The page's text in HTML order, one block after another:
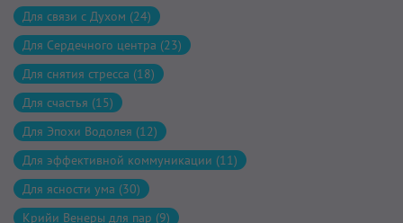
Для связи с Духом (24)
Для Сердечного центра (23)
Для снятия стресса (18)
Для счастья (15)
Для Эпохи Водолея (12)
Для эффективной коммуникации (11)
Для ясности ума (30)
Крийи Венеры для пар (9)